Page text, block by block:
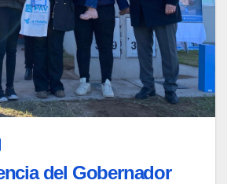
del Gobernador